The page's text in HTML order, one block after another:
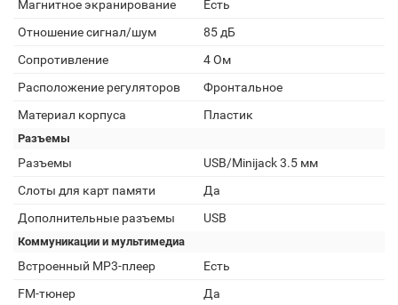
Магнитное экранирование
Есть
Отношение сигнал/шум
85 дБ
Сопротивление
4 Ом
Расположение регуляторов
Фронтальное
Материал корпуса
Пластик
Разъемы
Разъемы
USB/Minijack 3.5 мм
Слоты для карт памяти
Да
Дополнительные разъемы
USB
Коммуникации и мультимедиа
Встроенный MP3-плеер
Есть
FM-тюнер
Да